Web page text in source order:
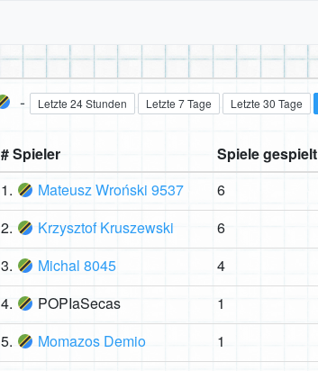
- Letzte 24 Stunden Letzte 7 Tage Letzte 30 Tage
# Spieler Spiele gespielt
1.
Mateusz Wroński 9537 6
2. Krzysztof Kruszewski 6
3. Michal 8045 4
4. POPIaSecas 1
5. Momazos Demio 1